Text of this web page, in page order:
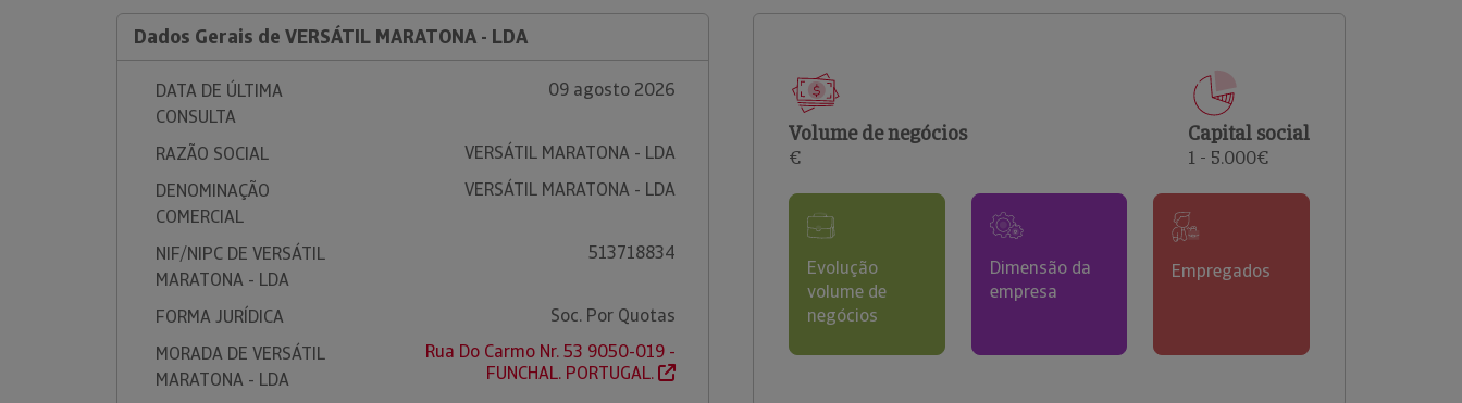
comerciais e analisar o risco de incumprimento dos
Dados Gerais de VERSÁTIL MARATONA - LDA
DATA DE ÚLTIMA
CONSULTA
09 agosto 2026
RAZÃO SOCIAL
VERSÁTIL MARATONA - LDA
DENOMINAÇÃO
COMERCIAL
VERSÁTIL MARATONA - LDA
NIF/NIPC DE VERSÁTIL
MARATONA - LDA
513718834
FORMA JURÍDICA
Soc. Por Quotas
MORADA DE VERSÁTIL
MARATONA - LDA
Rua Do Carmo Nr. 53 9050-019 -
FUNCHAL. PORTUGAL.
Volume de negócios
€
Capital social
1 - 5.000€
Evolução
volume de
negócios
Dimensão da
empresa
Empregados